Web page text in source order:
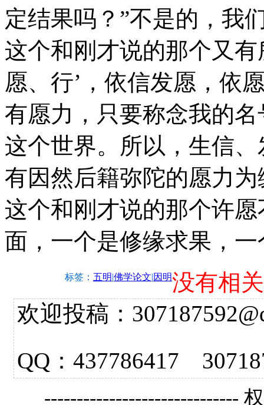
定结果吗？”不是的，我
这个和刚才说的那个又
愿、行’，依信发愿，依
有愿力，只要称念我的
这个世界。所以，生信
有因然后籍弥陀的愿力
这个和刚才说的那个许
面，一个是修缘求果，
标签： 五明|佛学论文|因明没有相
欢迎投稿：
QQ：437786417
------------------------------